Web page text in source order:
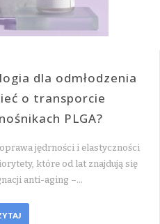
dla odmłodzenia
o transporcie
PLGA?
jędrności i elastyczności
które od lat znajdują się
anti-aging –…